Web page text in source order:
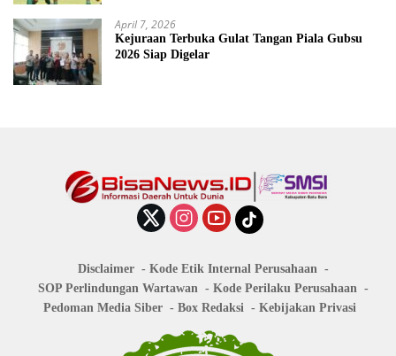
April 7, 2026
Kejuraan Terbuka Gulat Tangan Piala Gubsu
2026 Siap Digelar
Disclaimer
Kode Etik Internal Perusahaan
SOP Perlindungan Wartawan
Kode Perilaku Perusahaan
Pedoman Media Siber
Box Redaksi Kebijakan Privasi